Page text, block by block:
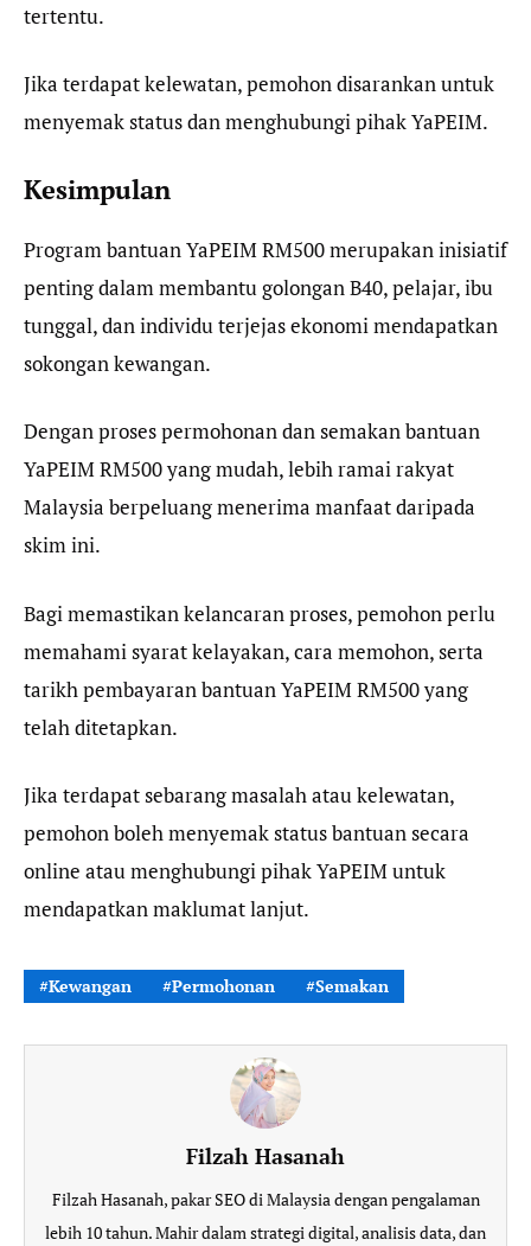
tertentu.
Jika terdapat kelewatan, pemohon disarankan untuk
menyemak status dan menghubungi pihak YaPEIM.
Kesimpulan
Program bantuan YaPEIM RM500 merupakan inisiatif
penting dalam membantu golongan B40, pelajar, ibu
tunggal, dan individu terjejas ekonomi mendapatkan
sokongan kewangan.
Dengan proses permohonan dan semakan bantuan
YaPEIM RM500 yang mudah, lebih ramai rakyat
Malaysia berpeluang menerima manfaat daripada
skim ini.
Bagi memastikan kelancaran proses, pemohon perlu
memahami syarat kelayakan, cara memohon, serta
tarikh pembayaran bantuan YaPEIM RM500 yang
telah ditetapkan.
Jika terdapat sebarang masalah atau kelewatan,
pemohon boleh menyemak status bantuan secara
online atau menghubungi pihak YaPEIM untuk
mendapatkan maklumat lanjut.
Kewangan Permohonan Semakan
Filzah Hasanah
Filzah Hasanah, pakar SEO di Malaysia dengan pengalaman
lebih 10 tahun. Mahir dalam strategi digital, analisis data, dan